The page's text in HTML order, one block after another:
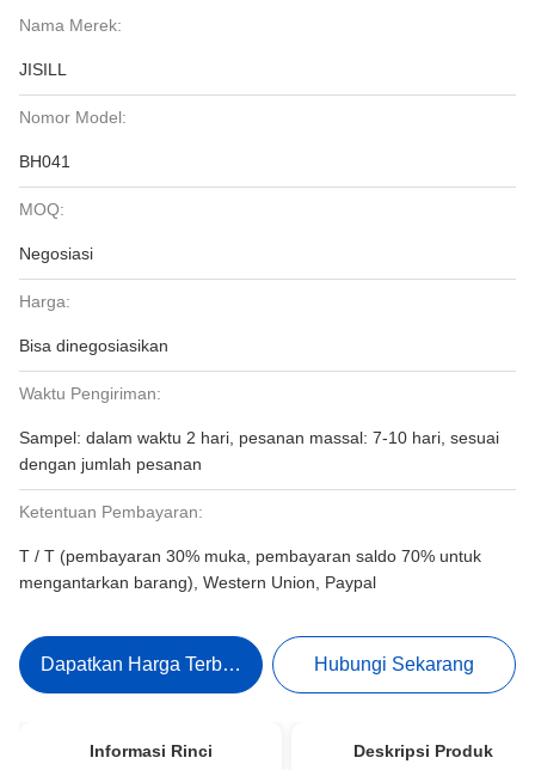
Nama Merek:
JISILL
Nomor Model:
BH041
MOQ:
Negosiasi
Harga:
Bisa dinegosiasikan
Waktu Pengiriman:
Sampel: dalam waktu 2 hari, pesanan massal: 7-10 hari, sesuai
dengan jumlah pesanan
Ketentuan Pembayaran:
T / T (pembayaran 30% muka, pembayaran saldo 70% untuk
mengantarkan barang), Western Union, Paypal
Dapatkan Harga Terbaik Hubungi Sekarang
Informasi Rinci Deskripsi Produk